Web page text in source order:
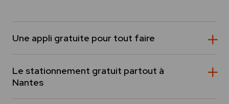
Une appli gratuite pour tout faire
Le stationnement gratuit partout à
Nantes